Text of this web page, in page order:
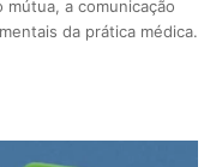
mútua, a comunicação
da prática médica.